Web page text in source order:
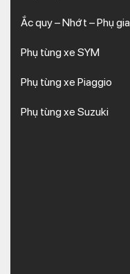
Ắc quy – Nhớt – Phụ gia
Phụ tùng xe SYM
Phụ tùng xe Piaggio
Phụ tùng xe Suzuki